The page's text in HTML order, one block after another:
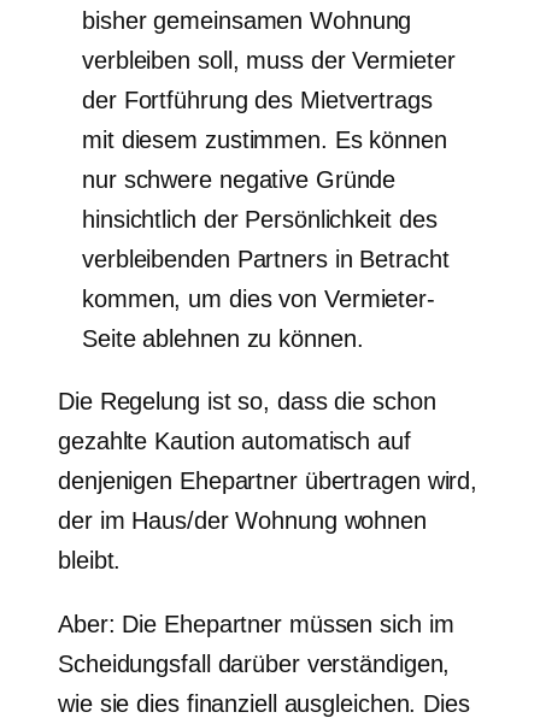
bisher gemeinsamen Wohnung
verbleiben soll, muss der Vermieter
der Fortführung des Mietvertrags
mit diesem zustimmen. Es können
nur schwere negative Gründe
hinsichtlich der Persönlichkeit des
verbleibenden Partners in Betracht
kommen, um dies von Vermieter-
Seite ablehnen zu können.
Die Regelung ist so, dass die schon
gezahlte Kaution automatisch auf
denjenigen Ehepartner übertragen wird,
der im Haus/der Wohnung wohnen
bleibt.
Aber: Die Ehepartner müssen sich im
Scheidungsfall darüber verständigen,
wie sie dies finanziell ausgleichen. Dies